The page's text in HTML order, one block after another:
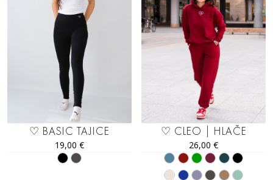
♡ BASIC TAJICE
19,00 €
♡ CLEO | HLAČE
26,00€